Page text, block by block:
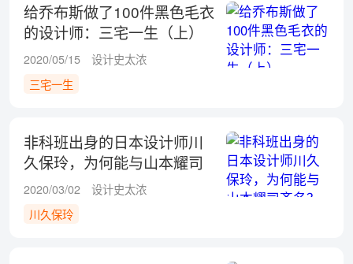
给乔布斯做了100件黑色毛衣
的设计师：三宅一生（上）
2020/05/15
设计史太浓
三宅一生
非科班出身的日本设计师川
久保玲，为何能与山本耀司
齐名？
2020/03/02
设计史太浓
川久保玲